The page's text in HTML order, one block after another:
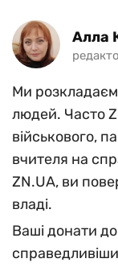
Алла
Ми
людей. Часто
військового,
вчителя на
ZN.UA, ви
владі.
Ваші донати